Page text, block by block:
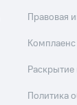
Правовая
Комплаенс
Политика